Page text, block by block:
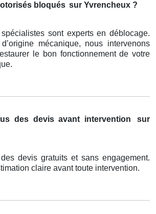
bloqués sur Yvrencheux ?
écialistes sont experts en déblocage.
’origine mécanique, nous intervenons
le bon fonctionnement de votre
des devis avant intervention
sur
devis gratuits et sans engagement.
claire avant toute intervention.